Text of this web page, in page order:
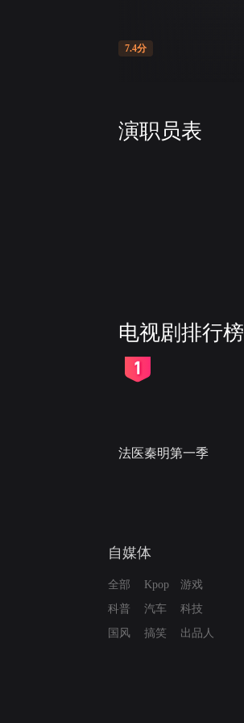
7.4分
演职员表
电视剧排行榜
法医秦明第一季
自媒体
全部
科普
国风
Kpop
汽车
搞笑
游戏
科技
出品人